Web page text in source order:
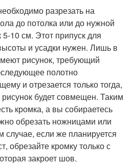
разрезать на
до потолка или до нужной
10 см. Этот припуск для
и усадки нужен. Лишь в
рисунок, требующий
полотно
и отрезается только тогда,
будет совмещен. Таким
кромка, а вы собираетесь
обрезать ножницами или
если же планируется
обрезайте кромку только с
закроет шов.